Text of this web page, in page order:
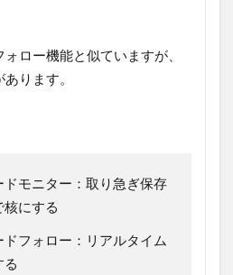
ロー機能と似ていますが、
ります。
ドモニター：取り急ぎ保存
核にする
ドフォロー：リアルタイム
る